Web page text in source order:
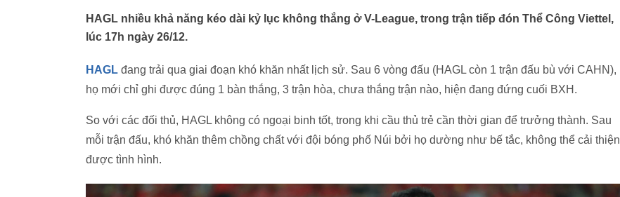
HAGL nhiều khả năng kéo dài kỷ lục không thắng ở V-League, trong trận tiếp đón Thể Công Viettel,
lúc 17h ngày 26/12.
HAGL đang trải qua giai đoạn khó khăn nhất lịch sử. Sau 6 vòng đấu (HAGL còn 1 trận đấu bù với CAHN),
họ mới chỉ ghi được đúng 1 bàn thắng, 3 trận hòa, chưa thắng trận nào, hiện đang đứng cuối BXH.
So với các đối thủ, HAGL không có ngoại binh tốt, trong khi cầu thủ trẻ cần thời gian để trưởng thành. Sau
mỗi trận đấu, khó khăn thêm chồng chất với đội bóng phố Núi bởi họ dường như bế tắc, không thể cải thiện
được tình hình.